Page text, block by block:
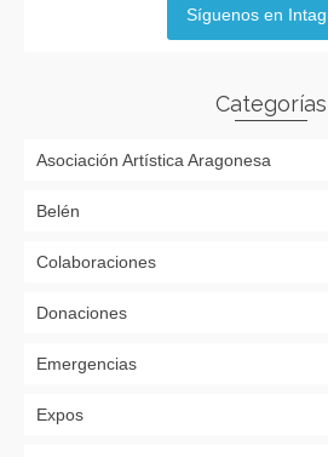
Síguenos en
Categorías
Asociación Artística Aragonesa
Belén
Colaboraciones
Donaciones
Emergencias
Expos